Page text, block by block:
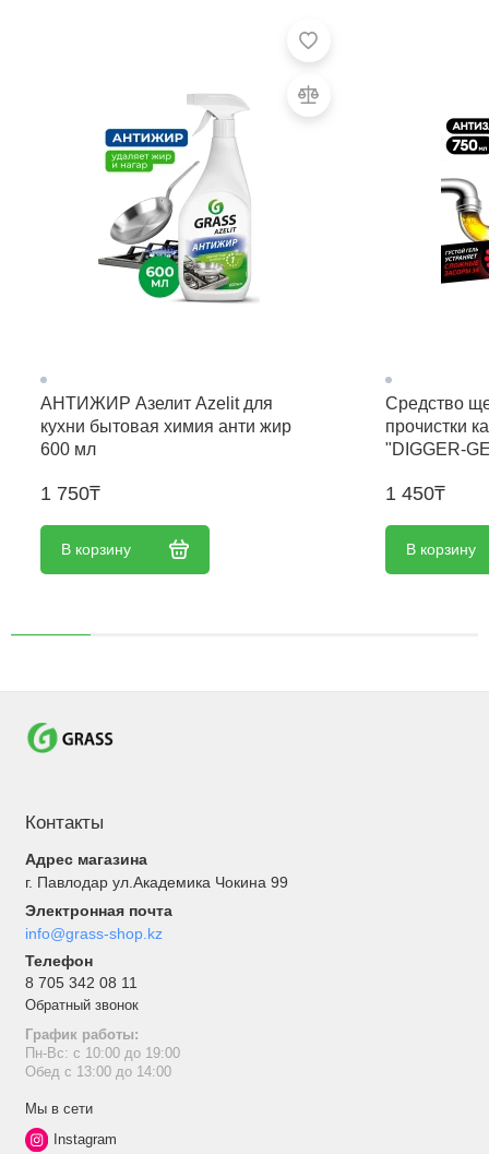
АНТИЖИР Азелит Azelit для
кухни бытовая химия анти жир
600 мл
1 750₸
В корзину
Средство
прочистки
"DIGGER-
1 450₸
В корзину
Контакты
Адрес магазина
г. Павлодар ул.Академика Чокина 99
Электронная почта
info@grass-shop.kz
Телефон
8 705 342 08 11
Обратный звонок
График работы:
Пн-Вс: с 10:00 до 19:00
Обед с 13:00 до 14:00
Мы в сети
Instagram